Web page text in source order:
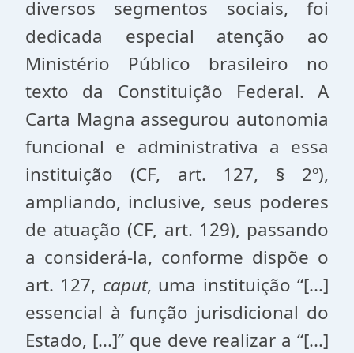
diversos segmentos sociais, foi
dedicada especial atenção ao
Ministério Público brasileiro no
texto da Constituição Federal. A
Carta Magna assegurou autonomia
funcional e administrativa a essa
instituição (CF, art. 127, § 2º),
ampliando, inclusive, seus poderes
de atuação (CF, art. 129), passando
a considerá-la, conforme dispõe o
art. 127, caput, uma instituição “[...]
essencial à função jurisdicional do
Estado, [...]” que deve realizar a “[...]